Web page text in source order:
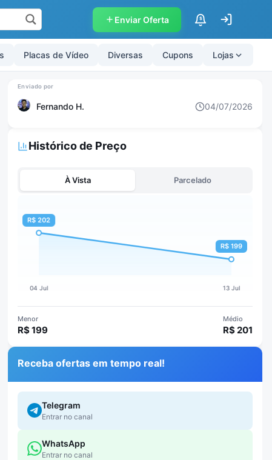
Enviar Oferta $
Placas de Vídeo Diversas Cupons Lojas
Fernando H. 04/07/2026
Histórico de Preço
À Vista Parcelado
Menor
R$ 199
Médio
R$ 201
Receba ofertas em tempo real!
Telegram
Entrar no canal
WhatsApp
Entrar no canal